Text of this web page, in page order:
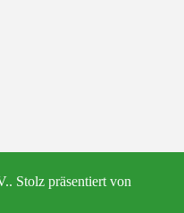
Stolz präsentiert von